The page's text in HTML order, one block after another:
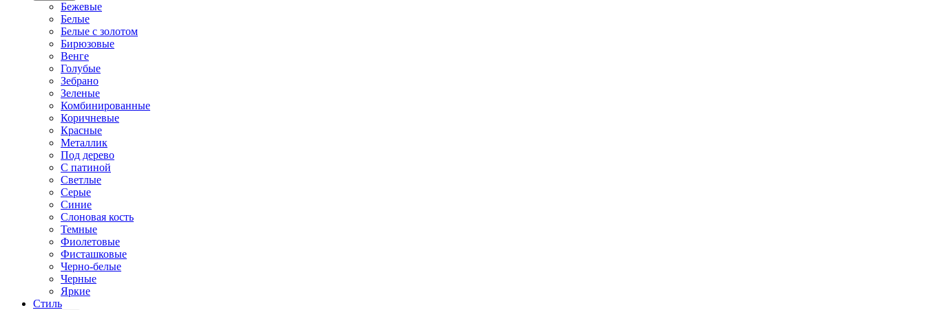
Бежевые
Белые
Белые с золотом
Бирюзовые
Венге
Голубые
Зебрано
Зеленые
Комбинированные
Коричневые
Красные
Металлик
Под дерево
С патиной
Светлые
Серые
Синие
Слоновая кость
Темные
Фиолетовые
Фисташковые
Черно-белые
Черные
Яркие
Стиль